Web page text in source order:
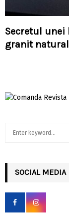
Secretul
granit natural
h
f
r
SOCIAL MEDIA